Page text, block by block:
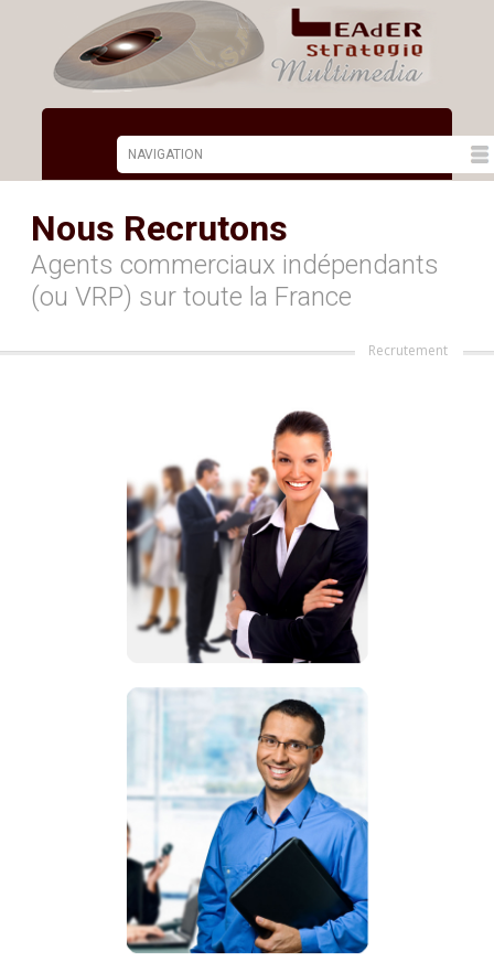
Nous Recrutons
Agents commerciaux indépendants
(ou VRP) sur toute la France
Recrutement